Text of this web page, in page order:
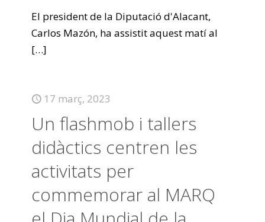
El president de la Diputació d'Alacant,
Carlos Mazón, ha assistit aquest matí al
[…]
17 març, 2023
Un flashmob i tallers
didàctics centren les
activitats per
commemorar al MARQ